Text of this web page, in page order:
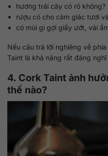
hương trái cây có rõ không?
rượu có cho cảm giác tươi
có mùi gì gợi giấy ướt, vải
Nếu câu trả lời nghiêng về
Taint là khả năng rất đáng nghĩ
4. Cork Taint ảnh
thế nào?